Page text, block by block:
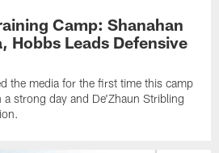
Camp: Shanahan
Hobbs Leads Defensive
the media for the first time this camp
a strong day and De'Zhaun Stribling